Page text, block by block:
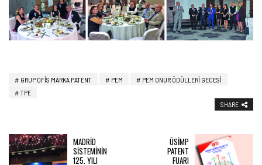
GRUP OFIS MARKA PATENT PEM
PEM ONUR ÖDÜLLERI GECESI
TPE
SHARE
MADRİD
SİSTEMİNİN
125. YILI
ÜSİMP
PATENT
FUARI